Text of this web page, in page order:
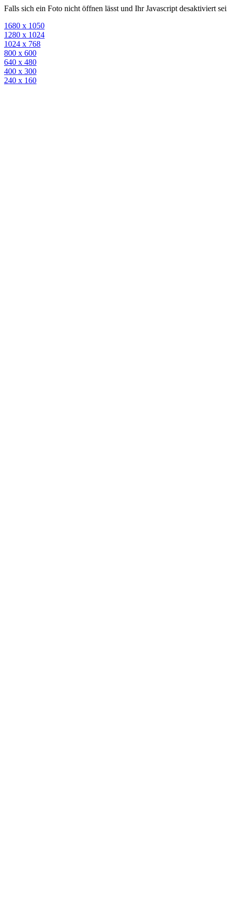
Falls sich ein Foto nicht öffnen lässt und Ihr Javascript desaktiviert
1680 x 1050
1280 x 1024
1024 x 768
800 x 600
640 x 480
400 x 300
240 x 160